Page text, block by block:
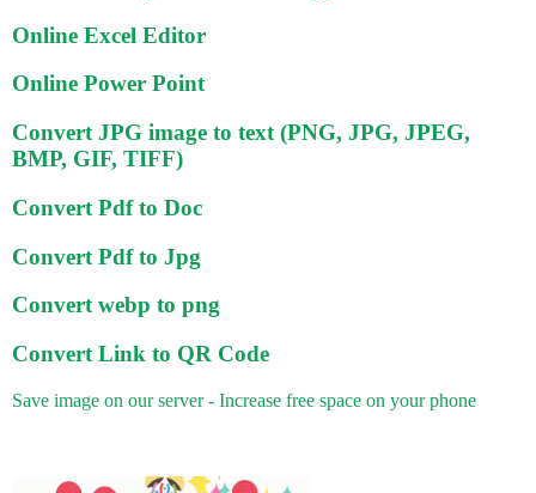
Online Excel Editor
Online Power Point
Convert JPG image to text (PNG, JPG, JPEG,
BMP, GIF, TIFF)
Convert Pdf to Doc
Convert Pdf to Jpg
Convert webp to png
Convert Link to QR Code
Save image on our server - Increase free space on your phone